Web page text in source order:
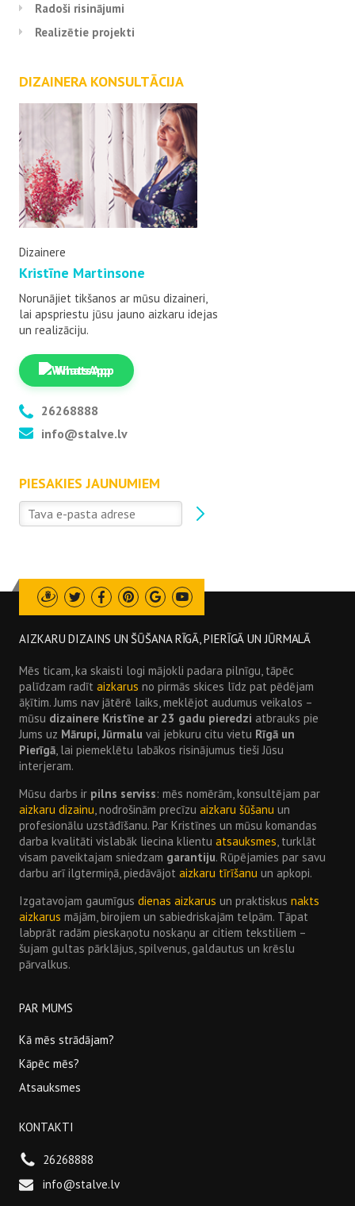
Radoši risinājumi
Realizētie projekti
DIZAINERA KONSULTĀCIJA
Dizainere
Kristīne Martinsone
Norunājiet tikšanos ar mūsu dizaineri,
lai apspriestu jūsu jauno aizkaru idejas
un realizāciju.
WhatsApp
26268888
info@stalve.lv
PIESAKIES JAUNUMIEM
Draugiem
TwitterFacebookPinterest
GoogleYoutube
AIZKARU DIZAINS UN ŠŪŠANA RĪGĀ, PIERĪGĀ UN JŪRMALĀ
Mēs ticam, ka skaisti logi mājokli padara pilnīgu, tāpēc
palīdzam radītaizkarus no pirmās skices līdz pat pēdējam
āķītim. Jums nav jātērē laiks, meklējot audumus veikalos –
mūsu dizainere Kristīne ar 23 gadu pieredzi atbrauks pie
Jums uz Mārupi, Jūrmalu vai jebkuru citu vietu Rīgā un
Pierīgā, lai piemeklētu labākos risinājumus tieši Jūsu
interjeram.
Mūsu darbs ir pilns serviss: mēs nomērām, konsultējam par
aizkaru dizainu, nodrošinām precīzuaizkaru šūšanu un
profesionālu uzstādīšanu. Par Kristīnes un mūsu komandas
darba kvalitāti vislabāk liecina klientuatsauksmes, turklāt
visam paveiktajam sniedzam garantiju. Rūpējamies par savu
darbu arī ilgtermiņā, piedāvājotaizkaru tīrīšanu un apkopi.
Izgatavojam gaumīgusdienas aizkarus un praktiskusnakts
aizkarus mājām, birojiem un sabiedriskajām telpām. Tāpat
labprāt radām pieskaņotu noskaņu ar citiem tekstiliem –
šujam gultas pārklājus, spilvenus, galdautus un krēslu
pārvalkus.
PAR MUMS
Kā mēs strādājam?
Kāpēc mēs?
Atsauksmes
KONTAKTI
26268888
info@stalve.lv